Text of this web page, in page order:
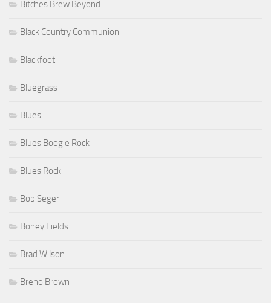
Bitches Brew Beyond
Black Country Communion
Blackfoot
Bluegrass
Blues
Blues Boogie Rock
Blues Rock
Bob Seger
Boney Fields
Brad Wilson
Breno Brown